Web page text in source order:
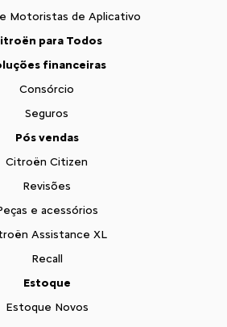
Motoristas de Aplicativo
para Todos
financeiras
Consórcio
Seguros
Pós vendas
Citroën Citizen
Revisões
e acessórios
Assistance XL
Recall
Estoque
Estoque Novos